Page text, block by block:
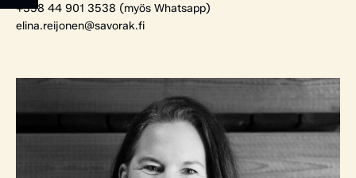
+358 44 901 3538 (myös Whatsapp)
elina.reijonen@savorak.fi